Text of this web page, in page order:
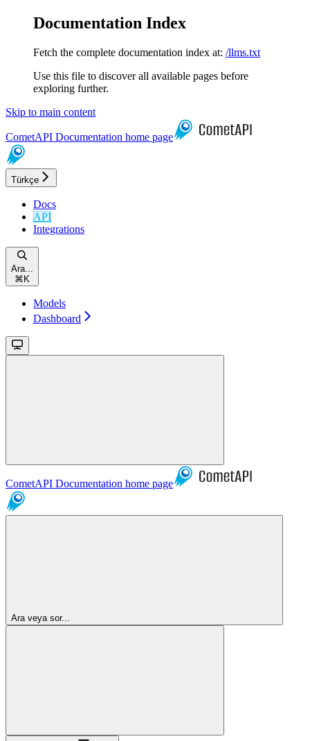
Documentation Index
Fetch the complete documentation index at: /llms.txt
Use this file to discover all available pages before
exploring further.
Skip to main content
CometAPI Documentation home page
Türkçe
Docs
API
Integrations
Ara...
⌘ K
Models
Dashboard
CometAPI Documentation home page
Ara veya sor...